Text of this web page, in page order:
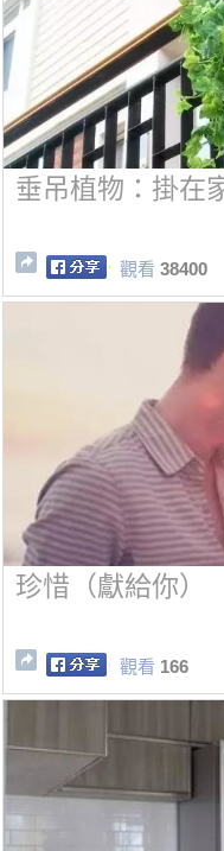
垂吊植物：掛在
觀看 38400
珍惜（獻給你）
觀看 166